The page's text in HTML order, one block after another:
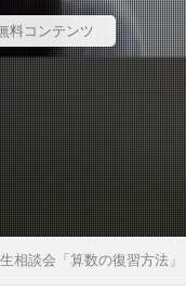
料コンテンツ
相談会「算数の復習方法」